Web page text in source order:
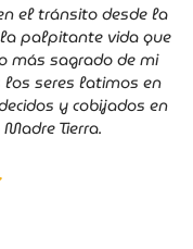
el tránsito desde la
la palpitante vida que
más sagrado de mi
los seres latimos en
y cobijados en
Tierra.